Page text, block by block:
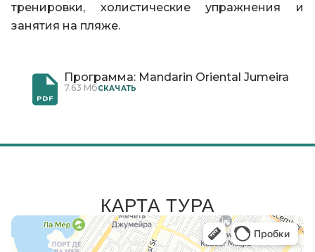
тренировки, холистические упражнения и
занятия на пляже.
PDF
Программа: Mandarin Oriental Jumeira
7.63 МбCКАЧАТЬ
КАРТА ТУРА